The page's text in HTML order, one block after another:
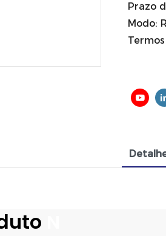
Prazo
Modo:
Termos